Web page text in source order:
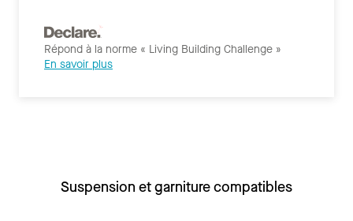
Répond à la norme « Living Building Challenge »
En savoir plus
Suspension et garniture compatibles